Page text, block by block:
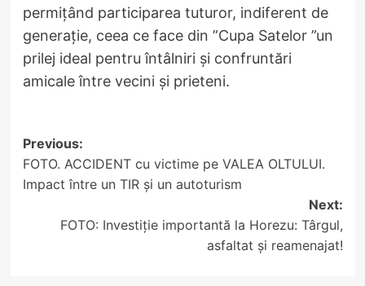
permițând participarea tuturor, indiferent de
generație, ceea ce face din ”Cupa Satelor ”un
prilej ideal pentru întâlniri și confruntări
amicale între vecini și prieteni.
Post
navigation
Previous:
FOTO. ACCIDENT cu victime pe VALEA OLTULUI.
Impact între un TIR și un autoturism
Next:
FOTO: Investiție importantă la Horezu: Târgul,
asfaltat și reamenajat!